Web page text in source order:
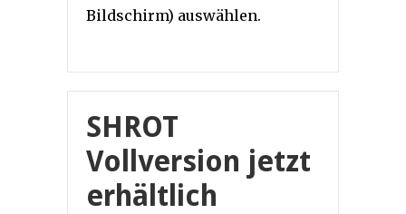
Bildschirm) auswählen.
SHROT
Vollversion jetzt
erhältlich